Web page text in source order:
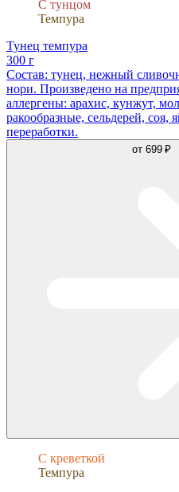
С тунцом
Темпура
Тунец темпура
300 г
Состав: тунец, нежный
нори. Произведено на
аллергены: арахис, кунжут,
ракообразные, сельдерей, соя,
переработки.
от 699 ₽
С креветкой
Темпура